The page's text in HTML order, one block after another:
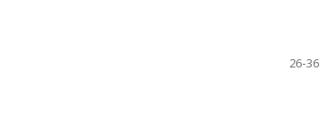
26-36